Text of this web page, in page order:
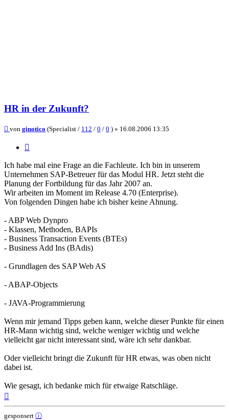
HR in der Zukunft?
Beitrag
von ginotico (Specialist / 112 / 0 / 0 ) » 16.08.2006 13:35
Ich habe mal eine Frage an die Fachleute. Ich bin in unserem
Unternehmen SAP-Betreuer für das Modul HR. Jetzt steht die
Planung der Fortbildung für das Jahr 2007 an.
Wir arbeiten im Moment im Release 4.70 (Enterprise).
Von folgenden Dingen habe ich bisher keine Ahnung.
- ABP Web Dynpro
- Klassen, Methoden, BAPIs
- Business Transaction Events (BTEs)
- Business Add Ins (BAdis)
- Grundlagen des SAP Web AS
- ABAP-Objects
- JAVA-Programmierung
Wenn mir jemand Tipps geben kann, welche dieser Punkte für einen
HR-Mann wichtig sind, welche weniger wichtig und welche
vielleicht gar nicht interessant sind, wäre ich sehr dankbar.
Oder vielleicht bringt die Zukunft für HR etwas, was oben nicht
dabei ist.
Wie gesagt, ich bedanke mich für etwaige Ratschläge.
gesponsert ⓘ